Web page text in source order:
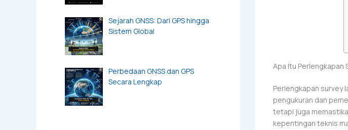
Sejarah GNSS: Dari GPS hingga
Sistem Global
Perbedaan GNSS dan GPS
Secara Lengkap
Apa Itu Perlengkapan
Perlengkapan survey
pengukuran dan
tetapi juga
kepentingan teknis